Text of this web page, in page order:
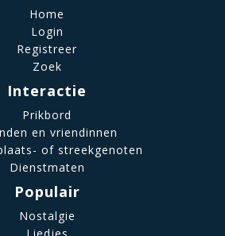
Home
Login
Registreer
Zoek
Interactie
Prikbord
en vriendinnen
of streekgenoten
Dienstmaten
Populair
Nostalgie